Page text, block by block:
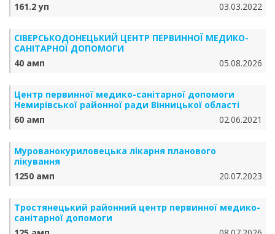
161.2 уп
03.03.2022
СІВЕРСЬКОДОНЕЦЬКИЙ ЦЕНТР ПЕРВИННОЇ МЕДИКО-
САНІТАРНОЇ ДОПОМОГИ
40 амп
05.08.2026
Центр первинної медико-санітарної допомоги
Немирівської районної ради Вінницької області
60 амп
02.06.2021
Мурованокуриловецька лікарня планового
лікування
1250 амп
20.07.2023
Тростянецький районний центр первинної медико-
санітарної допомоги